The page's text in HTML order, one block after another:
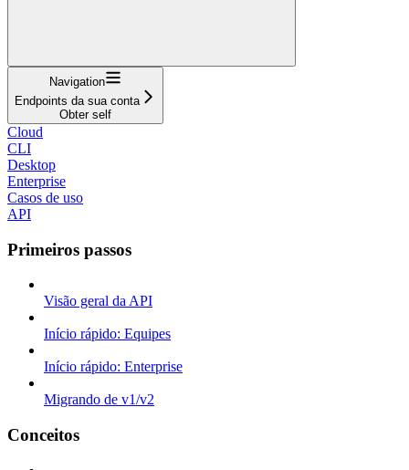
Navigation
Endpoints da sua conta
Obter self
Cloud
CLI
Desktop
Enterprise
Casos de uso
API
Primeiros passos
Visão geral da API
Início rápido: Equipes
Início rápido: Enterprise
Migrando de v1/v2
Conceitos